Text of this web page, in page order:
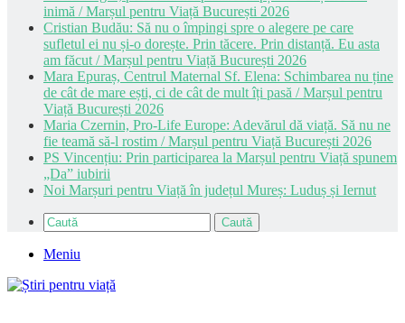
inimă / Marșul pentru Viață București 2026
Cristian Budău: Să nu o împingi spre o alegere pe care
sufletul ei nu și-o dorește. Prin tăcere. Prin distanță. Eu asta
am făcut / Marșul pentru Viață București 2026
Mara Epuraș, Centrul Maternal Sf. Elena: Schimbarea nu ține
de cât de mare ești, ci de cât de mult îți pasă / Marșul pentru
Viață București 2026
Maria Czernin, Pro-Life Europe: Adevărul dă viață. Să nu ne
fie teamă să-l rostim / Marșul pentru Viață București 2026
PS Vincențiu: Prin participarea la Marșul pentru Viață spunem
„Da” iubirii
Noi Marșuri pentru Viață în județul Mureș: Luduș și Iernut
Caută
Meniu